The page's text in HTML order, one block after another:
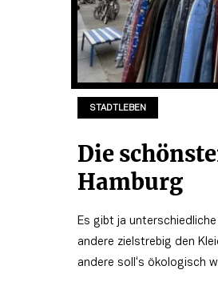
STADTLEBEN
Die
Hamburg
Es gibt ja
andere zielstrebig den
andere soll‘s ökologisch